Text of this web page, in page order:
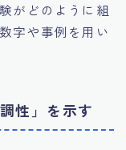
がどのように組
字や事例を用い
性」を示す